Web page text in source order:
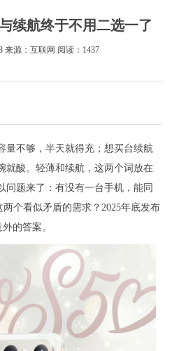
续航终于不用二选一了
来源：互联网 阅读：1437
量不够，半天就得充；想买台续航
就酸。轻薄和续航，这两个词放在
问题来了：有没有一台手机，能同
两个看似矛盾的需求？2025年底发布
的答案。